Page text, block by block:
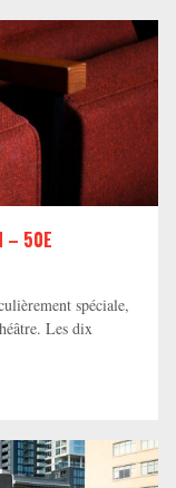
– 50E
spéciale,
Les dix